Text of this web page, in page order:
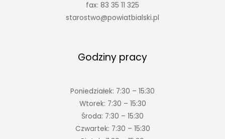
fax: 83 35 11 325
starostwo@powiatbialski.pl
Godziny pracy
Poniedziałek: 7:30 – 15:30
Wtorek: 7:30 – 15:30
Środa: 7:30 – 15:30
Czwartek: 7:30 – 15:30